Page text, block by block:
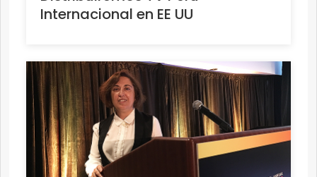
Internacional en EE UU